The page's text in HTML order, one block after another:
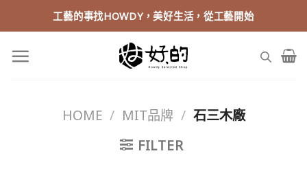
to
content
工藝的事找HOWDY，美好生活，從工藝開始
HOME / MIT品牌 / 石三木廠
FILTER